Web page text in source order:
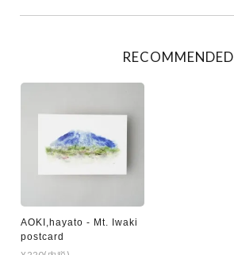
RECOMMENDED
AOKI,hayato - Mt. Iwaki
postcard